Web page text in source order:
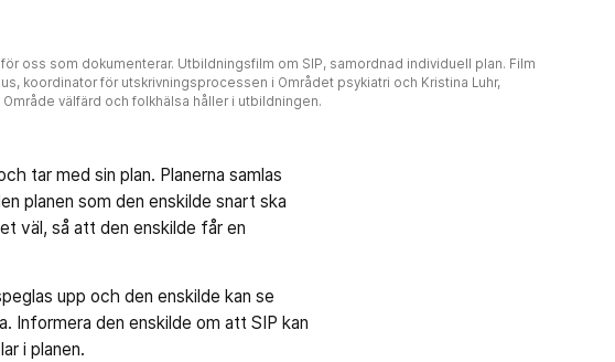
oss som dokumenterar. Utbildningsfilm om SIP, samordnad individuell plan. Film
koordinator för utskrivningsprocessen i Området psykiatri och Kristina Luhr,
välfärd och folkhälsa håller i utbildningen.
tar med sin plan. Planerna samlas
planen som den enskilde snart ska
väl, så att den enskilde får en
upp och den enskilde kan se
Informera den enskilde om att SIP kan
i planen.